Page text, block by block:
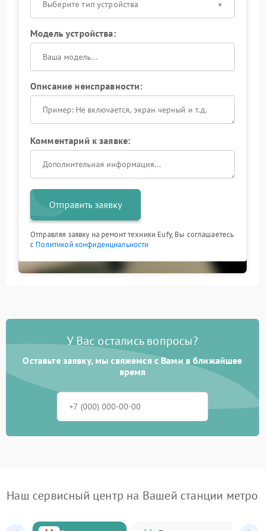
Выберите тип устройства
Модель устройства:
Описание неисправности:
Комментарий к заявке:
Отправить заявку
Отправляя заявку на ремонт техники Eufy, Вы соглашаетесь
с Политикой конфиденциальности
У Вас остались вопросы?
Оставьте заявку, мы свяжемся с Вами в ближайшее
время
Наш сервисный центр на Вашей станции метро